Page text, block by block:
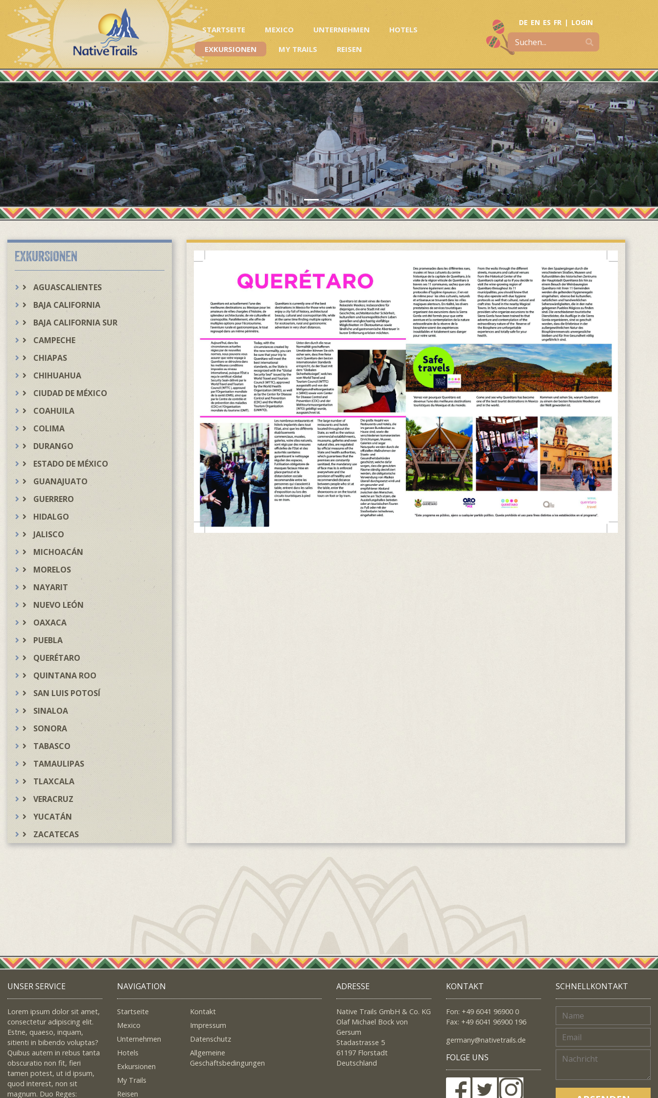
STARTSEITE MEXICO UNTERNEHMEN
HOTELS
EXKURSIONEN
MY TRAILS REISEN
DE EN ES FR | LOGIN
EXKURSIONEN
AGUASCALIENTES
BAJA CALIFORNIA
BAJA CALIFORNIA SUR
CAMPECHE
CHIAPAS
CHIHUAHUA
CIUDAD DE MÉXICO
COAHUILA
COLIMA
DURANGO
ESTADO DE MÉXICO
GUANAJUATO
GUERRERO
HIDALGO
JALISCO
MICHOACÁN
MORELOS
NAYARIT
NUEVO LEÓN
OAXACA
PUEBLA
QUERÉTARO
QUINTANA ROO
SAN LUIS POTOSÍ
SINALOA
SONORA
TABASCO
TAMAULIPAS
TLAXCALA
VERACRUZ
YUCATÁN
ZACATECAS
UNSER SERVICE
Lorem ipsum dolor sit amet,
consectetur adipiscing elit.
Estne, quaeso, inquam,
sitienti in bibendo voluptas?
Quibus autem in rebus tanta
obscuratio non fit, fieri
tamen potest, ut id ipsum,
quod interest, non sit
magnum. Duo Reges:
NAVIGATION
Startseite
Mexico
Unternehmen
Hotels
Exkursionen
My Trails
Reisen
Kontakt
Impressum
Datenschutz
Allgemeine
Geschäftsbedingungen
ADRESSE
Native Trails GmbH & Co. KG
Olaf Michael Bock von
Gersum
Stadastrasse 5
61197 Florstadt
Deutschland
KONTAKT
Fon: +49 6041 96900 0
Fax: +49 6041 96900 196
germany@nativetrails.de
FOLGE UNS
SCHNELLKONTAKT